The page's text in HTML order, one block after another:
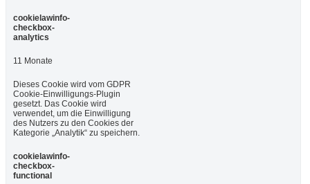
cookielawinfo-
checkbox-
analytics
11 Monate
Dieses Cookie wird vom GDPR
Cookie-Einwilligungs-Plugin
gesetzt. Das Cookie wird
verwendet, um die Einwilligung
des Nutzers zu den Cookies der
Kategorie „Analytik“ zu speichern.
cookielawinfo-
checkbox-
functional